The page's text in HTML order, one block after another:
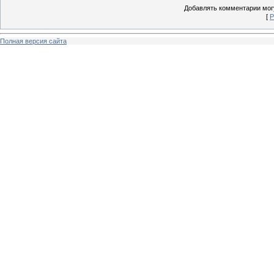
Добавлять комментарии
[
Полная версия сайта